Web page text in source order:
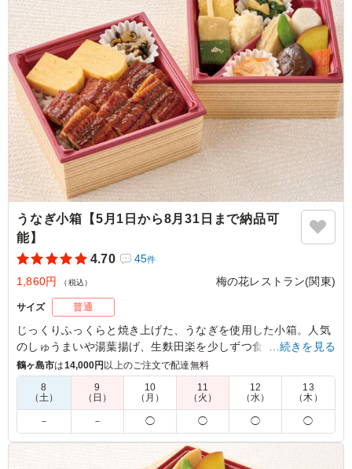
良かっですよ！
ご利用シーン：懇親会›パーティー
埼玉県上尾市平塚
2026/07/03
うなぎ小箱【5月1日から8月31日まで納品可
能】
4.70
45件
1,860円 （税込） 梅の花レストラン(関東)
サイズ 普通
じっくりふっくらと焼き上げた、うなぎを使用した小箱。人気
のしゅうまいや湯葉揚げ、生麩田楽を少しずつ食べれるように
しております。
※お届け期間：5月7日(水)～8月31日(日)まで
5.0
年齢性別さまざまでしたが皆さんに大好評でした。定番の
…続きを見る
鶴ヶ島市は14,000円以上のご注文で配達無料
8
（土）
9
（日）
10
（月）
11
（火）
12
（水）
13
（木）
－ － ◯ ◯ ◯ ◯